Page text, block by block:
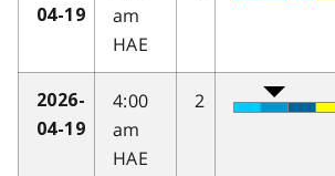
04-19
am
HAE
2026-
04-19
4:00
am
HAE
2